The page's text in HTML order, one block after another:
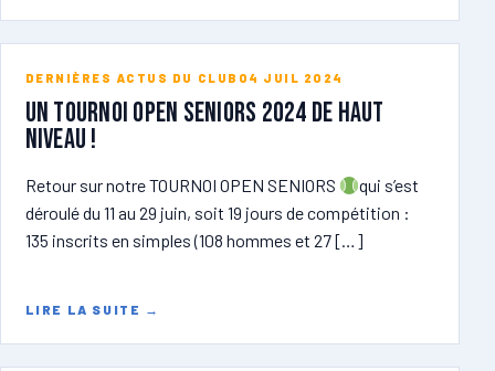
DERNIÈRES ACTUS DU CLUB 04 JUIL 2024
Un tournoi open seniors 2024 de haut
niveau !
Retour sur notre TOURNOI OPEN SENIORS
qui s’est
déroulé du 11 au 29 juin, soit 19 jours de compétition :
135 inscrits en simples (108 hommes et 27 […]
LIRE LA SUITE →